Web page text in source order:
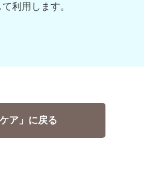
利用します。
ア」に戻る